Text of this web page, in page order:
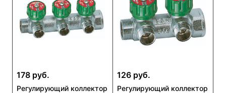
178 руб.
Регулирующий коллектор
126 руб.
Регулирующий коллектор